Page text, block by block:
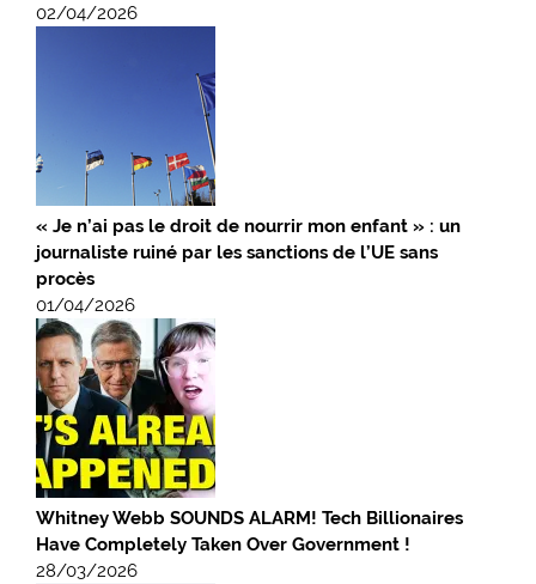
02/04/2026
« Je n’ai pas le droit de nourrir mon enfant » : un
journaliste ruiné par les sanctions de l’UE sans
procès
01/04/2026
Whitney Webb SOUNDS ALARM! Tech Billionaires
Have Completely Taken Over Government !
28/03/2026